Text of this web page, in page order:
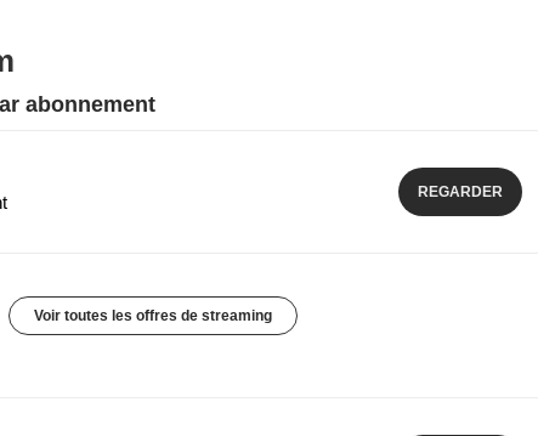
abonnement
REGARDER
Voir toutes les offres de streaming